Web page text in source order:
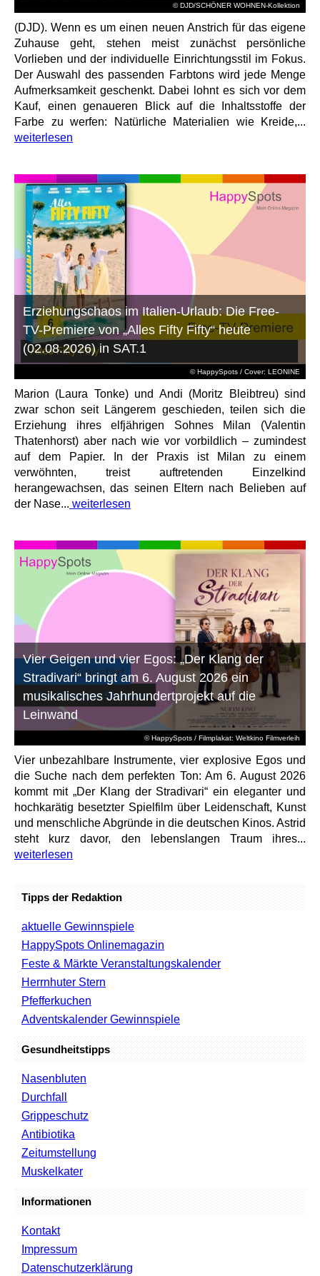
© DJD/SCHÖNER WOHNEN-Kollektion
(DJD). Wenn es um einen neuen Anstrich für das eigene
Zuhause geht, stehen meist zunächst persönliche
Vorlieben und der individuelle Einrichtungsstil im Fokus.
Der Auswahl des passenden Farbtons wird jede Menge
Aufmerksamkeit geschenkt. Dabei lohnt es sich vor dem
Kauf, einen genaueren Blick auf die Inhaltsstoffe der
Farbe zu werfen: Natürliche Materialien wie Kreide,...
weiterlesen
© HappySpots / Cover: LEONINE
Erziehungschaos im Italien-Urlaub: Die Free-
TV-Premiere von „Alles Fifty Fifty“ heute
(02.08.2026) in SAT.1
Marion (Laura Tonke) und Andi (Moritz Bleibtreu) sind
zwar schon seit Längerem geschieden, teilen sich die
Erziehung ihres elfjährigen Sohnes Milan (Valentin
Thatenhorst) aber nach wie vor vorbildlich – zumindest
auf dem Papier. In der Praxis ist Milan zu einem
verwöhnten, treist auftretenden Einzelkind
herangewachsen, das seinen Eltern nach Belieben auf
der Nase... weiterlesen
© HappySpots / Filmplakat: Weltkino Filmverleih
Vier Geigen und vier Egos: „Der Klang der
Stradivari“ bringt am 6. August 2026 ein
musikalisches Jahrhundertprojekt auf die
Leinwand
Vier unbezahlbare Instrumente, vier explosive Egos und
die Suche nach dem perfekten Ton: Am 6. August 2026
kommt mit „Der Klang der Stradivari“ ein eleganter und
hochkarätig besetzter Spielfilm über Leidenschaft, Kunst
und menschliche Abgründe in die deutschen Kinos. Astrid
steht kurz davor, den lebenslangen Traum ihres...
weiterlesen
Tipps der Redaktion
aktuelle Gewinnspiele
HappySpots Onlinemagazin
Feste & Märkte Veranstaltungskalender
Herrnhuter Stern
Pfefferkuchen
Adventskalender Gewinnspiele
Gesundheitstipps
Nasenbluten
Durchfall
Grippeschutz
Antibiotika
Zeitumstellung
Muskelkater
Informationen
Kontakt
Impressum
Datenschutzerklärung